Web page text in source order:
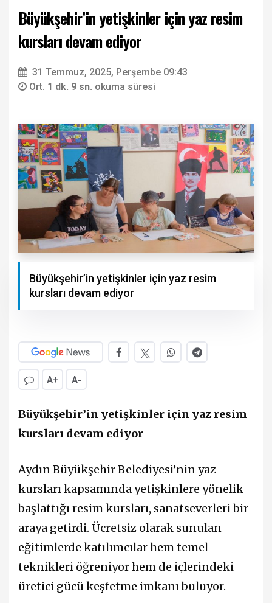
Büyükşehir’in yetişkinler için yaz resim
kursları devam ediyor
31 Temmuz, 2025, Perşembe 09:43
Ort. 1 dk. 9 sn. okuma süresi
Büyükşehir’in yetişkinler için yaz resim
kursları devam ediyor
A+ A-
Büyükşehir’in yetişkinler için yaz resim
kursları devam ediyor
Aydın Büyükşehir Belediyesi’nin yaz
kursları kapsamında yetişkinlere yönelik
başlattığı resim kursları, sanatseverleri bir
araya getirdi. Ücretsiz olarak sunulan
eğitimlerde katılımcılar hem temel
teknikleri öğreniyor hem de içlerindeki
üretici gücü keşfetme imkanı buluyor.